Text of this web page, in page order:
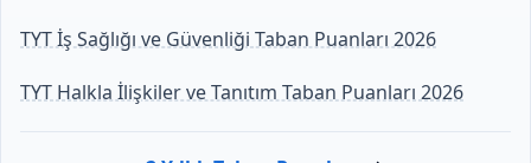
TYT İş Sağlığı ve Güvenliği Taban Puanları 2026
TYT Halkla İlişkiler ve Tanıtım Taban Puanları 2026